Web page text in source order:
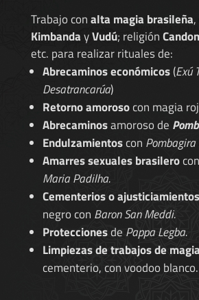
Trabajo conalta magia brasileña
KimbandayVudú; religión
etc. para realizar rituales de:
Abrecaminos económicos(Exú
Desatrancarúa)
Retorno amorosocon magia
Abrecaminosamoroso de
Endulzamientoscon
Amarres sexuales brasilerocon
Maria Padilha.
Cementerios o ajusticiamientos
negro con Baron San Meddi.
Proteccionesde Pappa Legba.
Limpiezas de trabajos de
cementerio, con voodoo blanco.